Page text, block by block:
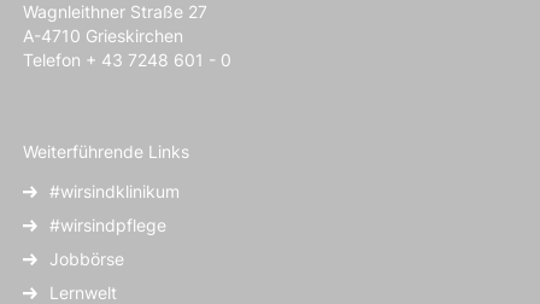
Wagnleithner Straße 27
A-4710 Grieskirchen
Telefon + 43 7248 601 - 0
Weiterführende Links
#wirsindklinikum
#wirsindpflege
Jobbörse
Lernwelt